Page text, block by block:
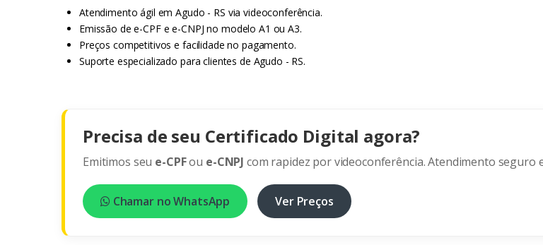
Atendimento ágil em Agudo - RS via videoconferência.
Emissão de e-CPF e e-CNPJ no modelo A1 ou A3.
Preços competitivos e facilidade no pagamento.
Suporte especializado para clientes de Agudo - RS.
Precisa de seu Certificado Digital agora?
Emitimos seu e-CPFou e-CNPJ com rapidez por videoconferência. Atendimento seguro
Chamar no WhatsApp Ver Preços